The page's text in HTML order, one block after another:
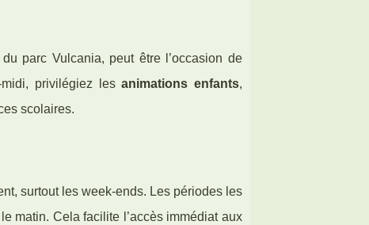
parc Vulcania, peut être l’occasion de
midi, privilégiez lesanimations enfants,
scolaires.
surtout les week-ends. Les périodes les
matin. Cela facilite l’accès immédiat aux